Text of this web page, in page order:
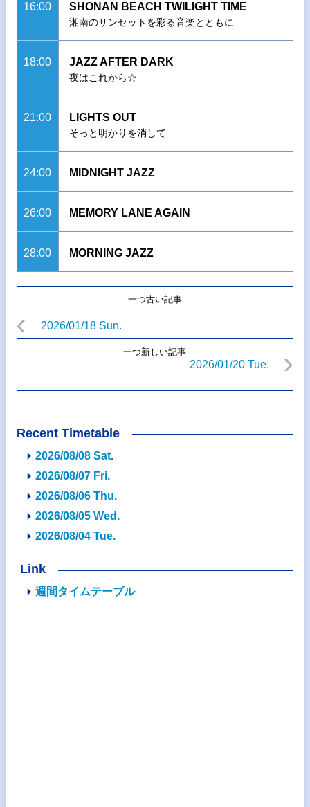
16:00 SHONAN BEACH TWILIGHT TIME
湘南のサンセットを彩る音楽とともに
18:00 JAZZ AFTER DARK
夜はこれから☆
21:00 LIGHTS OUT
そっと明かりを消して
24:00 MIDNIGHT JAZZ
26:00 MEMORY LANE AGAIN
28:00 MORNING JAZZ
一つ古い記事
2026/01/18 Sun.
一つ新しい記事
2026/01/20 Tue.
Recent Timetable
2026/08/08 Sat.
2026/08/07 Fri.
2026/08/06 Thu.
2026/08/05 Wed.
2026/08/04 Tue.
Link
週間タイムテーブル